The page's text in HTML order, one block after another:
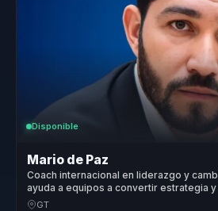
Disponible
Mario de Paz
Coach internacional en liderazgo y
ayuda a equipos a convertir estrategia
foco y crecimiento.
GT